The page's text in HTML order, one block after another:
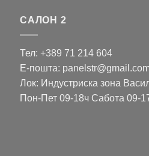
САЛОН 2
Тел: +389 71 214 604
Е-пошта:
Лок: Индустриска зона
Пон-Пет 09-18ч Сабота 09-